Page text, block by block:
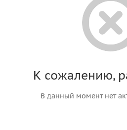
К сожалению,
В данный момент нет